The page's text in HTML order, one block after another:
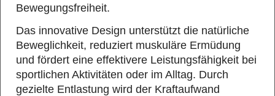
Bewegungsfreiheit.
Das innovative Design unterstützt die natürliche
Beweglichkeit, reduziert muskuläre Ermüdung
und fördert eine effektivere Leistungsfähigkeit bei
sportlichen Aktivitäten oder im Alltag. Durch
gezielte Entlastung wird der Kraftaufwand